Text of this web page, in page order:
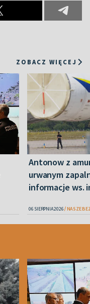
ZOBACZ WIĘCEJ
Antonow z
urwanym
informacje ws.
06 SIERPNIA 2026 NASZE